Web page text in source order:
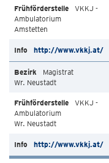
VKKJ -
Ambulatorium
Amstetten
http://www.vkkj.at/
Magistrat
Wr. Neustadt
VKKJ -
Ambulatorium
Wr. Neustadt
http://www.vkkj.at/